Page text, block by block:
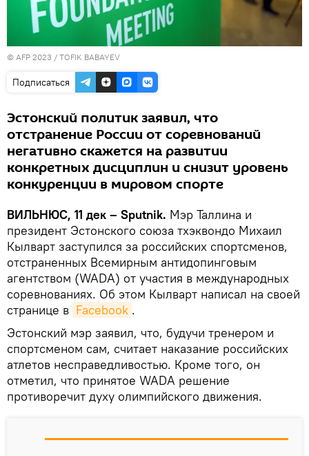
© AFP 2023 / TOFIK BABAYEV
Подписаться
Эстонский политик заявил, что
отстранение России от соревнований
негативно скажется на развитии
конкретных дисциплин и снизит уровень
конкуренции в мировом спорте
ВИЛЬНЮС, 11 дек – Sputnik. Мэр Таллина и
президент Эстонского союза тхэквондо Михаил
Кылварт заступился за российских спортсменов,
отстраненных Всемирным антидопинговым
агентством (WADA) от участия в международных
соревнованиях. Об этом Кылварт написал на своей
странице в Facebook .
Эстонский мэр заявил, что, будучи тренером и
спортсменом сам, считает наказание российских
атлетов несправедливостью. Кроме того, он
отметил, что принятое WADA решение
противоречит духу олимпийского движения.